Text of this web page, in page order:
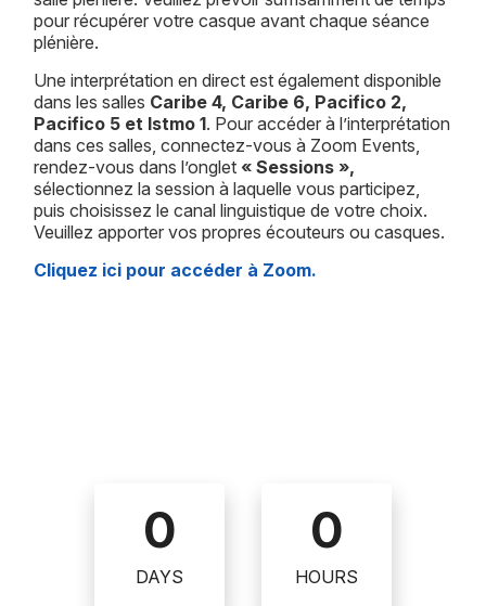
pour récupérer votre casque avant chaque séance
plénière.
Une interprétation en direct est également disponible
dans les salles Caribe 4, Caribe 6, Pacifico 2,
Pacifico 5 et Istmo 1. Pour accéder à l’interprétation
dans ces salles, connectez-vous à Zoom Events,
rendez-vous dans l’onglet « Sessions »,
sélectionnez la session à laquelle vous participez,
puis choisissez le canal linguistique de votre choix.
Veuillez apporter vos propres écouteurs ou casques.
Cliquez ici pour accéder à Zoom.
0
DAYS
0
HOURS